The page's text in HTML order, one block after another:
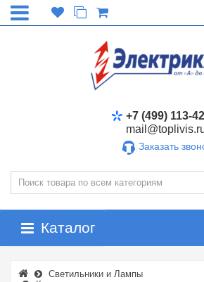
+7 (499) 113-
Заказать
Каталог
Светильники и Лампы